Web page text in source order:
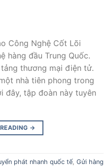
Công Nghệ Cốt Lõi
hàng đầu Trung Quốc.
thương mại điện tử.
nhà tiên phong trong
đây, tập đoàn này tuyên
→
phát nhanh quốc tế, Gửi hàng